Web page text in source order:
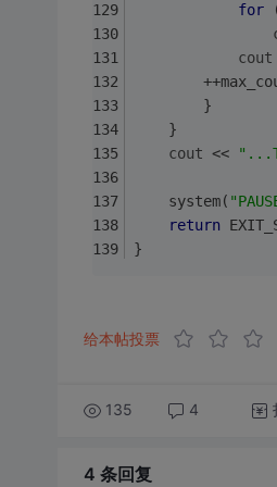
for
cout
        }
    }
cout <<
    system(
return
}
给本帖投票
135 4
4 条回复